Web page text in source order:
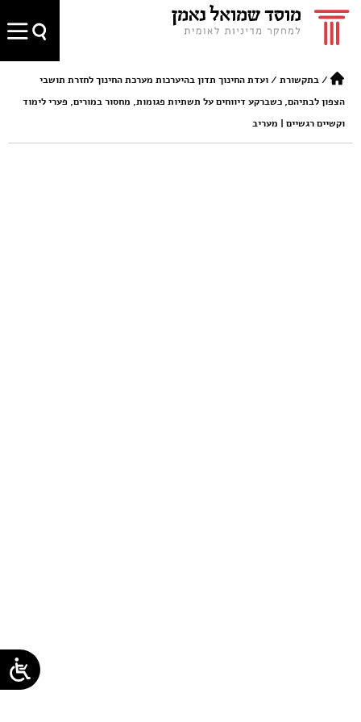
/בתקשורת /ועדת החינוך תדון בהיערכות מערכת החינוך לחזרת תושבי
הצפון לבתיהם, כשברקע דיווחים על תשתיות פגומות, מחסור במורים, פערי לימוד
וקשיים רגשיים | מעריב